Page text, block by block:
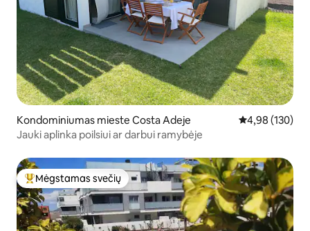
Kondominiumas mieste Costa Adeje Vidutinis
4,98 (130)
Jauki aplinka poilsiui ar darbui ramybėje
Svečių mėgstamiausias
Mėgstamas svečių